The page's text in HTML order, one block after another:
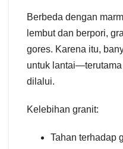
Berbeda dengan
lembut dan berpori,
gores. Karena itu,
untuk
dilalui.
Kelebihan granit:
Tahan terhadap